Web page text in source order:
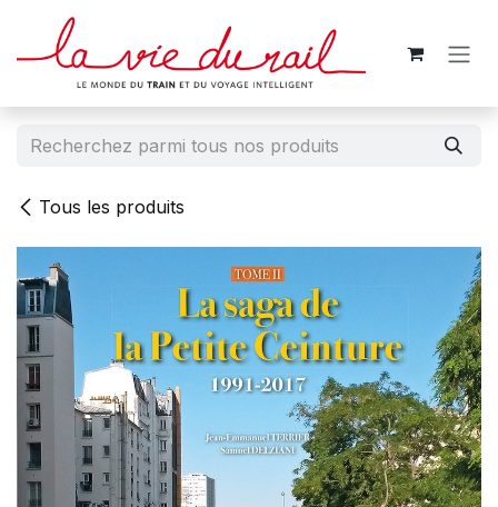
Se rendre au contenu
Tous les produits